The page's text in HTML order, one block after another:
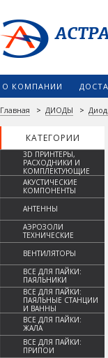
О КОМПАНИИ
Главная > ДИОДЫ >
КАТЕГОРИИ
3D ПРИНТЕРЫ,
РАСХОДНИКИ И
КОМПЛЕКТУЮЩИЕ
АКУСТИЧЕСКИЕ
КОМПОНЕНТЫ
АНТЕННЫ
АЭРОЗОЛИ
ТЕХНИЧЕСКИЕ
ВЕНТИЛЯТОРЫ
ВСЕ ДЛЯ ПАЙКИ:
ПАЯЛЬНИКИ
ВСЕ ДЛЯ ПАЙКИ:
ПАЯЛЬНЫЕ СТАНЦИИ
И ВАННЫ
ВСЕ ДЛЯ ПАЙКИ:
ЖАЛА
ВСЕ ДЛЯ ПАЙКИ:
ПРИПОИ